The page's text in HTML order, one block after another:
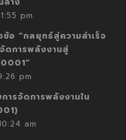
pm
ข้อ “กลยุทธ์สู่ความสำเร็จ
ดการพลังงานสู่
pm
ารจัดการพลังงานใน
am